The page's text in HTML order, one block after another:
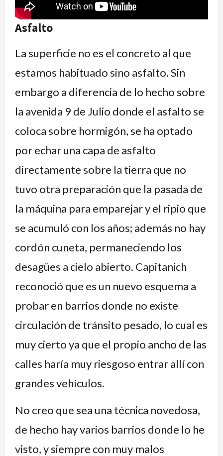
Asfalto
La superficie no es el concreto al que
estamos habituado sino asfalto. Sin
embargo a diferencia de lo hecho sobre
la avenida 9 de Julio donde el asfalto se
coloca sobre hormigón, se ha optado
por echar una capa de asfalto
directamente sobre la tierra que no
tuvo otra preparación que la pasada de
la máquina para emparejar y el ripio que
se acumuló con los años; además no hay
cordón cuneta, permaneciendo los
desagües a cielo abierto. Capitanich
reconoció que es un nuevo esquema a
probar en barrios donde no existe
circulación de tránsito pesado, lo cual es
muy cierto ya que el propio ancho de las
calles haría muy riesgoso entrar allí con
grandes vehículos.
No creo que sea una técnica novedosa,
de hecho hay varios barrios donde lo he
visto, y siempre con muy malos